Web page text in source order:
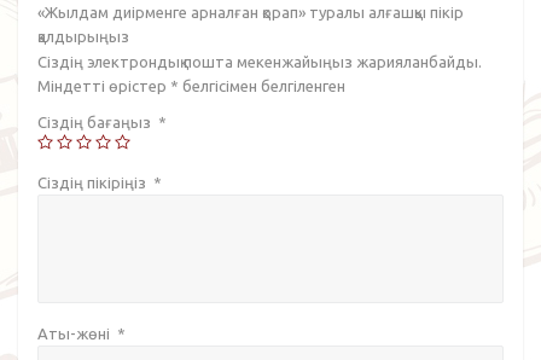
«Жылдам диірменге арналған қорап» туралы алғашқы пікір
қалдырыңыз
Сіздің электрондық пошта мекенжайыңыз жарияланбайды.
Міндетті өрістер * белгісімен белгіленген
Сіздің бағаңыз *
Сіздің пікіріңіз *
Аты-жөні *